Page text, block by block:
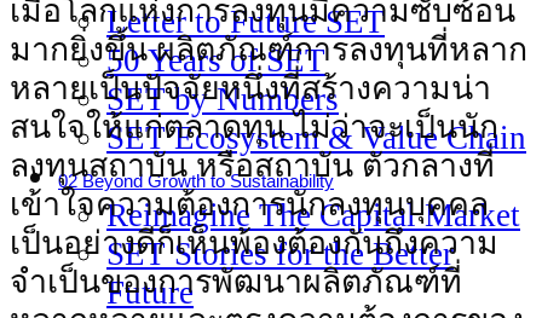
Letter to Future SET
50 Years of SET
SET by Numbers
SET Ecosystem & Value Chain
02 Beyond Growth to Sustainability
Reimagine The Capital Market
SET Stories for the Better
Future
เมื่อโลกแห่งการลงทุนมีความซับซ้อน
มากยิ่งขึ้น ผลิตภัณฑ์การลงทุนที่หลาก
หลายเป็นปัจจัยหนึ่งที่สร้างความน่า
สนใจให้แก่ตลาดทุน ไม่ว่าจะเป็นนัก
ลงทุนสถาบัน หรือสถาบัน ตัวกลางที่
เข้าใจความต้องการนักลงทุนบุคคล
เป็นอย่างดีก็เห็นพ้องต้องกันถึงความ
จําเป็นของการพัฒนาผลิตภัณฑ์ที่